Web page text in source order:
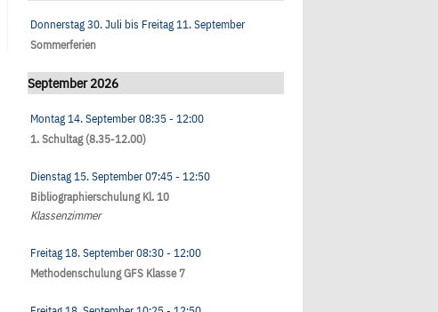
Donnerstag 30. Juli bis Freitag 11. September
Sommerferien
September 2026
Montag 14. September08:35- 12:00
1. Schultag (8.35-12.00)
Dienstag 15. September07:45- 12:50
Bibliographierschulung Kl. 10
Klassenzimmer
Freitag 18. September08:30- 12:00
Methodenschulung GFS Klasse 7